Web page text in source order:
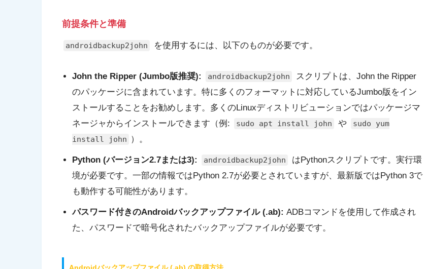
前提条件と準備
androidbackup2john を使用するには、以下のものが必要です。
John the Ripper (Jumbo版推奨): androidbackup2john
スクリプトは、John the Ripper
のパッケージに含まれています。特に多くのフォーマットに対応しているJumbo版をイン
ストールすることをお勧めします。多くのLinuxディストリビューションではパッケージマ
ネージャからインストールできます（例:
sudo apt install john や
sudo yum
install john ）。
Python (バージョン2.7または3): androidbackup2john
はPythonスクリプトです。実行環
境が必要です。一部の情報ではPython 2.7が必要とされていますが、最新版ではPython 3で
も動作する可能性があります。
パスワード付きのAndroidバックアップファイル (.ab): ADBコマンドを使用して作成され
た、パスワードで暗号化されたバックアップファイルが必要です。
Androidバックアップファイル (.ab) の取得方法